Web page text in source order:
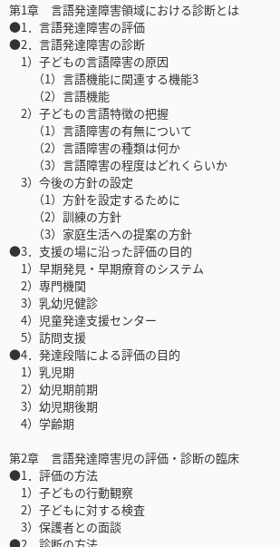
第1章 言語発達障害領域における診断とは
●1．言語発達障害の評価
●2．言語発達障害の診断
1）子どもの言語障害の原因
（1）言語機能に関連する機能3
（2）言語機能
2）子どもの言語特徴の把握
（1）言語障害の有無について
（2）言語障害の種類は何か
（3）言語障害の程度はどれくらいか
3）今後の方針の設定
（1）方針を設定するために
（2）訓練の方針
（3）家庭生活への提案の方針
●3．支援の場に沿った評価の目的
1）早期発見・早期療育のシステム
2）専門機関
3）乳幼児健診
4）児童発達支援センター
5）訪問支援
●4．発達段階による評価の目的
1）乳児期
2）幼児期前期
3）幼児期後期
4）学齢期
第2章 言語発達障害児の評価・診断の臨床
●1．評価の方法
1）子どもの行動観察
2）子どもに対する検査
3）保護者との面談